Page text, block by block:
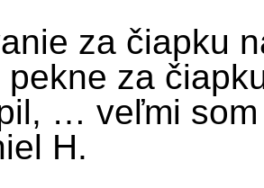
za čiapku
pekne za
… veľmi
H.